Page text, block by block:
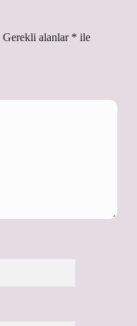
Gerekli alanlar * ile